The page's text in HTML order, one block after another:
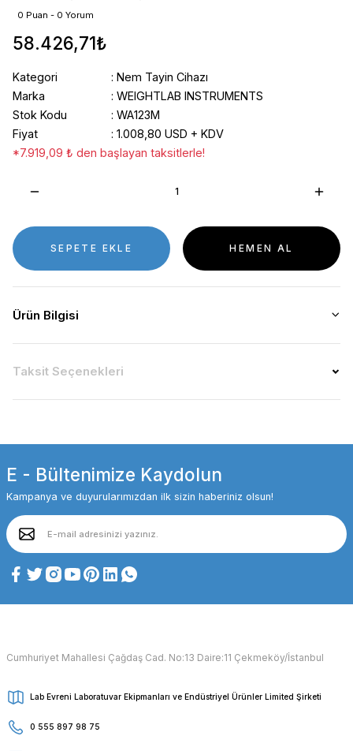
0 Puan - 0 Yorum
58.426,71₺
Kategori
Nem Tayin Cihazı
Marka
WEIGHTLAB INSTRUMENTS
Stok Kodu
WA123M
Fiyat
1.008,80 USD + KDV
*7.919,09 ₺ den başlayan taksitlerle!
SEPETE EKLE HEMEN AL
Ürün Bilgisi
Taksit Seçenekleri
E - Bültenimize Kaydolun
Kampanya ve duyurularımızdan ilk sizin haberiniz olsun!
Cumhuriyet Mahallesi Çağdaş Cad. No:13 Daire:11 Çekmeköy/İstanbul
Lab Evreni Laboratuvar Ekipmanları ve Endüstriyel Ürünler Limited Şirketi
0 555 897 98 75